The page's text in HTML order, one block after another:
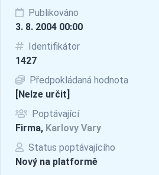
Publikováno
3. 8. 2004 00:00
Identifikátor
1427
Předpokládaná hodnota
[Nelze určit]
Poptávající
Firma, Karlovy Vary
Status poptávajícího
Nový na platformě